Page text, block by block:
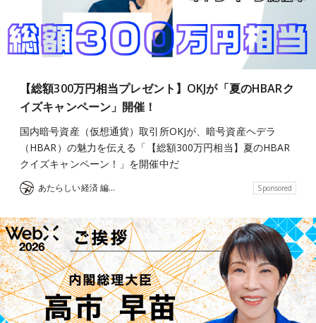
【総額300万円相当プレゼント】OKJが「夏のHBARク
イズキャンペーン」開催！
国内暗号資産（仮想通貨）取引所OKJが、暗号資産ヘデラ
（HBAR）の魅力を伝える「【総額300万円相当】夏のHBAR
クイズキャンペーン！」を開催中だ
あたらしい経済 編集部 Sponsored